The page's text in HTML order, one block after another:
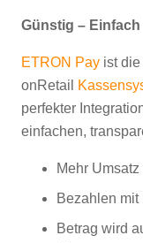
Günstig –
ETRON Pay ist
onRetail
perfekter
einfachen,
Mehr Umsatz
Bezahlen
Betrag wird